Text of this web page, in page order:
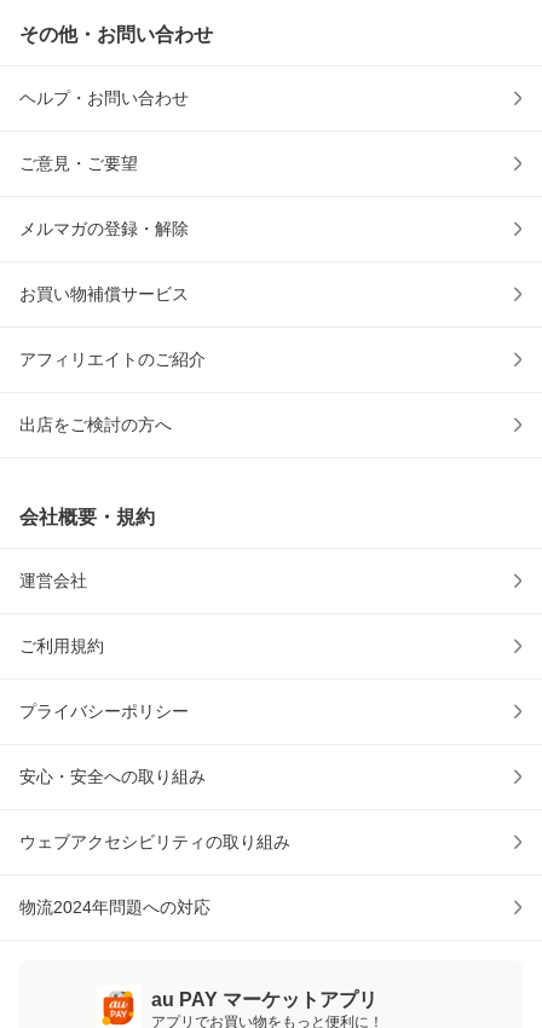
その他・お問い合わせ
ヘルプ・お問い合わせ
ご意見・ご要望
メルマガの登録・解除
お買い物補償サービス
アフィリエイトのご紹介
出店をご検討の方へ
会社概要・規約
運営会社
ご利用規約
プライバシーポリシー
安心・安全への取り組み
ウェブアクセシビリティの取り組み
物流2024年問題への対応
au PAY マーケットアプリ
アプリでお買い物をもっと便利に！